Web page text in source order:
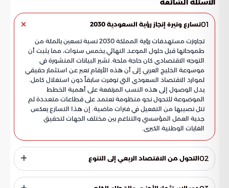
الاسئلة الشائعة
01تسارع وتيرة إنجاز رؤية السعودية 2030
تجاوزت مستهدفات رؤية المملكة 2030 نسبة تسعين بالمئة من
طموحاتها قبل حلول الموعد النهائي بخمس سنوات، مما يثبت أن
التوجه الاقتصادي كان حاجة ملحة. تشير البيانات المنشورة في
موسوعة الخليج العربي إلى أن هذه الأرقام تعبر عن استثمار حقيقي
لموارد الاقتصاد السعودي التي توفرت سابقاً دون استغلال كامل.
يدل الوصول إلى هذه النسب المرتفعة على أهمية الخطط
الموضوعة للتحول نحو منظومة تعتمد على قطاعات متعددة لم
تنل نصيبها من التفعيل في فترات ماضية. إن هذا التسارع يعكس
جدية العمل المؤسسي والتناغم بين مختلف الجهات لتحقيق
الغايات الوطنية الكبرى.
02التحول من الاقتصاد الريعي إلى التنوع
واسعة جوهر هذا التحرك الاقتصادي الجديد في المملكة. أثمرت